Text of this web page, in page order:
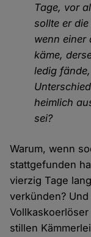
Tage, vor
sollte er
wenn einer
käme,
ledig
heimlich
sei?
Warum, wenn
stattgefunden
vierzig Tage
verkünden?
stillen